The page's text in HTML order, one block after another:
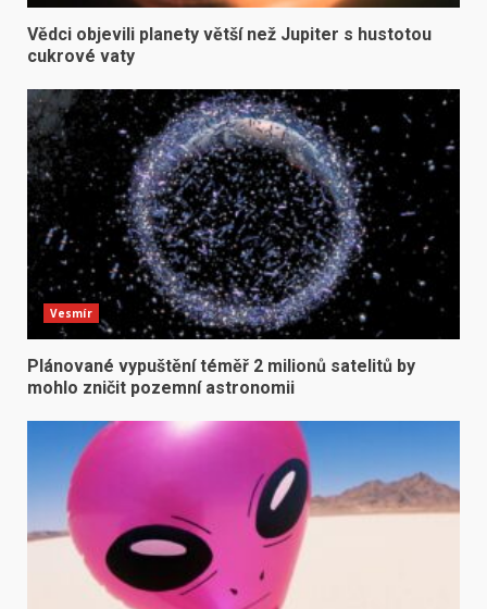
Vědci objevili planety větší než Jupiter s hustotou
cukrové vaty
Vesmír
Plánované vypuštění téměř 2 milionů satelitů by
mohlo zničit pozemní astronomii